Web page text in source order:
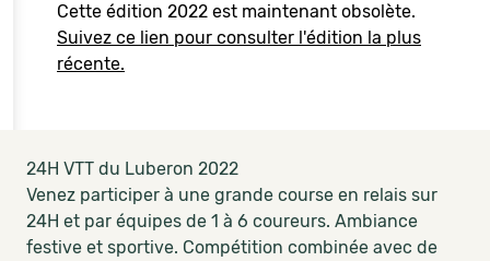
Cette édition 2022 est maintenant obsolète.
Suivez ce lien pour consulter l'édition la plus
récente.
24H VTT du Luberon 2022
Venez participer à une grande course en relais sur
24H et par équipes de 1 à 6 coureurs. Ambiance
festive et sportive. Compétition combinée avec de